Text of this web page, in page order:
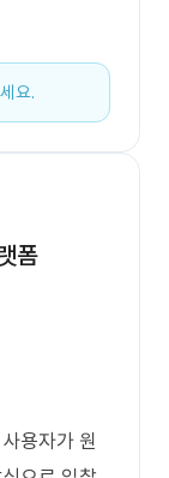
요.
폼
용자가 원